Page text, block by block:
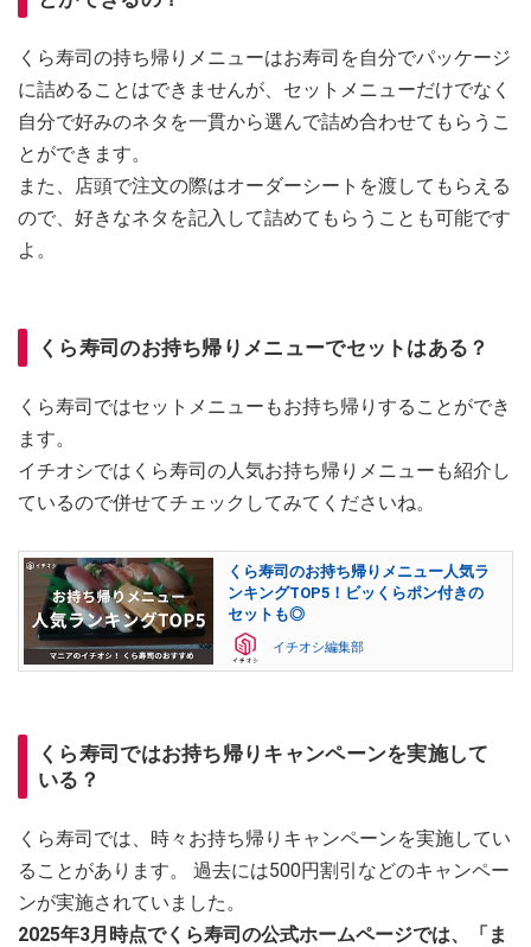
くら寿司の持ち帰りメニューはお寿司を自分でパッケージ
に詰めることはできませんが、セットメニューだけでなく
自分で好みのネタを一貫から選んで詰め合わせてもらうこ
とができます。
また、店頭で注文の際はオーダーシートを渡してもらえる
ので、好きなネタを記入して詰めてもらうことも可能です
よ。
くら寿司のお持ち帰りメニューでセットはある？
くら寿司ではセットメニューもお持ち帰りすることができ
ます。
イチオシではくら寿司の人気お持ち帰りメニューも紹介し
ているので併せてチェックしてみてくださいね。
くら寿司のお持ち帰りメニュー人気ラ
ンキングTOP5！ビッくらポン付きの
セットも◎
イチオシ編集部
くら寿司ではお持ち帰りキャンペーンを実施して
いる？
くら寿司では、時々お持ち帰りキャンペーンを実施してい
ることがあります。 過去には500円割引などのキャンペー
ンが実施されていました。
2025年3月時点でくら寿司の公式ホームページでは、「ま